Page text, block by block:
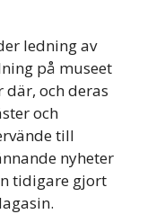
ledning av
på museet
och deras
och
till
nyheter
tidigare gjort